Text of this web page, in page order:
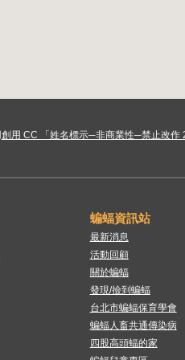
創用 CC 「姓名標示─非商業性─禁止改作
蝙蝠資訊站
最新消息
活動回顧
關於蝙蝠
發現/撿到蝙蝠
台北市蝙蝠保育學會
蝙蝠人畜共通傳染病
四股高頭蝠的家